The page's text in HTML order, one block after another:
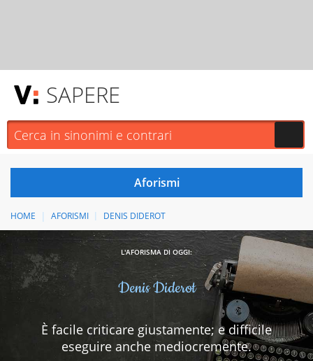
SAPERE
HOME AFORISMI DENIS DIDEROT
L'AFORISMA DI OGGI:
Denis Diderot
È facile criticare giustamente; e difficile
eseguire anche mediocremente.